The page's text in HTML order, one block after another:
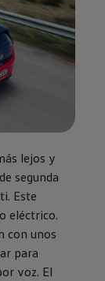
lejos y
de segunda
Este
eléctrico.
con unos
para
voz. El